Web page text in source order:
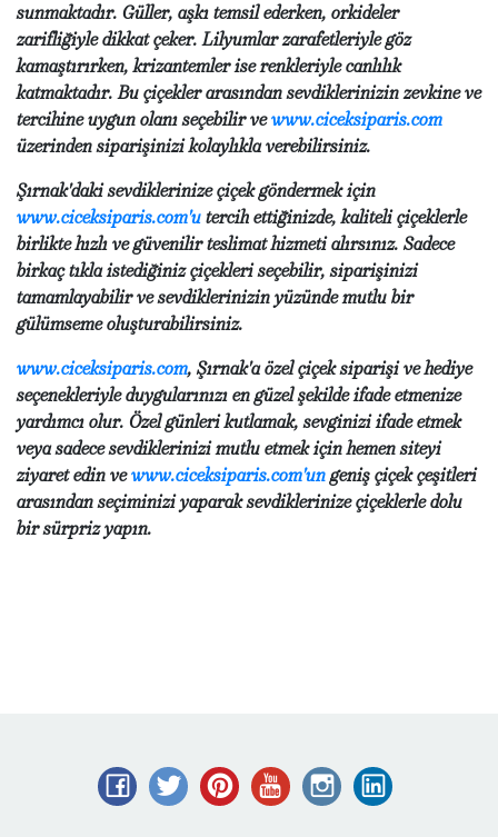
sunmaktadır. Güller, aşkı temsil ederken, orkideler
zarifliğiyle dikkat çeker. Lilyumlar zarafetleriyle göz
kamaştırırken, krizantemler ise renkleriyle canlılık
katmaktadır. Bu çiçekler arasından sevdiklerinizin zevkine ve
tercihine uygun olanı seçebilir vewww.ciceksiparis.com
üzerinden siparişinizi kolaylıkla verebilirsiniz.
Şırnak'daki sevdiklerinize çiçek göndermek için
www.ciceksiparis.com'u tercih ettiğinizde, kaliteli çiçeklerle
birlikte hızlı ve güvenilir teslimat hizmeti alırsınız. Sadece
birkaç tıkla istediğiniz çiçekleri seçebilir, siparişinizi
tamamlayabilir ve sevdiklerinizin yüzünde mutlu bir
gülümseme oluşturabilirsiniz.
www.ciceksiparis.com, Şırnak'a özel çiçek siparişi ve hediye
seçenekleriyle duygularınızı en güzel şekilde ifade etmenize
yardımcı olur. Özel günleri kutlamak, sevginizi ifade etmek
veya sadece sevdiklerinizi mutlu etmek için hemen siteyi
ziyaret edin vewww.ciceksiparis.com'un geniş çiçek çeşitleri
arasından seçiminizi yaparak sevdiklerinize çiçeklerle dolu
bir sürpriz yapın.
FacebookTwitter Pinterest YouTube Instagram